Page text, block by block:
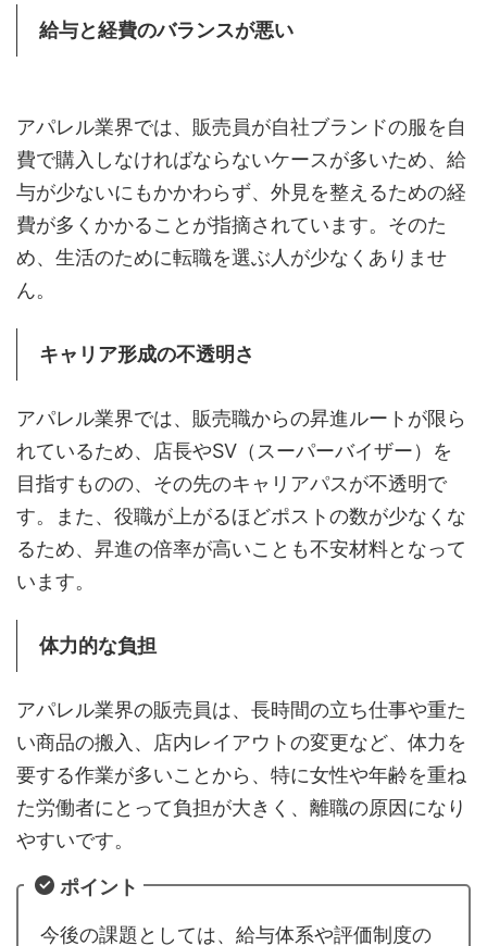
給与と経費のバランスが悪い
アパレル業界では、販売員が自社ブランドの服を自
費で購入しなければならないケースが多いため、給
与が少ないにもかかわらず、外見を整えるための経
費が多くかかることが指摘されています。そのた
め、生活のために転職を選ぶ人が少なくありませ
ん。
キャリア形成の不透明さ
アパレル業界では、販売職からの昇進ルートが限ら
れているため、店長やSV（スーパーバイザー）を
目指すものの、その先のキャリアパスが不透明で
す。また、役職が上がるほどポストの数が少なくな
るため、昇進の倍率が高いことも不安材料となって
います。
体力的な負担
アパレル業界の販売員は、長時間の立ち仕事や重た
い商品の搬入、店内レイアウトの変更など、体力を
要する作業が多いことから、特に女性や年齢を重ね
た労働者にとって負担が大きく、離職の原因になり
やすいです。
ポイント
今後の課題としては、給与体系や評価制度の